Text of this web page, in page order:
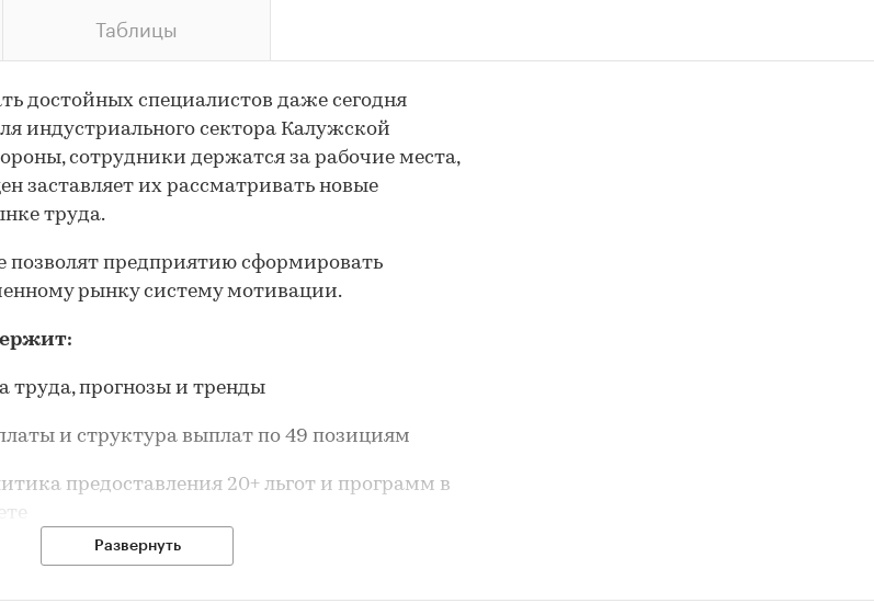
Таблицы
достойных специалистов даже сегодня
индустриального сектора Калужской
сотрудники держатся за рабочие места,
заставляет их рассматривать новые
труда.
позволят предприятию сформировать
рынку систему мотивации.
прогнозы и тренды
и структура выплат по 49 позициям
предоставления 20+ льгот и программ в
по состоянию на 1 января 2022 года.
Развернуть